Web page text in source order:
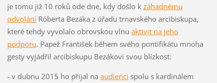
je tomu již 10 roků ode dne, kdy došlo k záhadnému
odvoláníRóberta Bezáka z úřadu trnavského arcibiskupa,
které tehdy vyvolalo obrovskou vlnu aktivit na jeho
podporu. Papež František během svého pontifikátu mnoha
gesty vyjádřil arcibiskupu Bezákovi svou blízkost:
- v dubnu 2015 ho přijal na audienci spolu s kardinálem